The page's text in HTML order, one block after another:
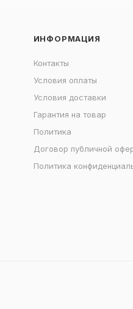
ИНФОРМАЦИЯ
Контакты
Условия оплаты
Условия доставки
Гарантия на товар
Политика
Договор публичной
Политика